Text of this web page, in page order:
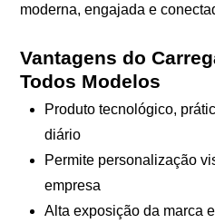
moderna, engajada e
Vantagens do
Todos Modelos
Produto tecnológico,
diário
Permite personalização
empresa
Alta exposição da marca